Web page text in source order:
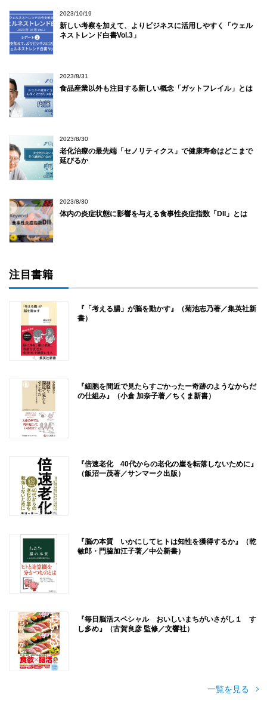
2023/10/19
新しい考察を加えて、よりビジネスに活用しやすく「ウェル
ネストレンド白書Vol.3」
2023/8/31
食品産業以外も注目する新しい概念「ガットフレイル」とは
2023/8/30
老化治療の最先端「セノリティクス」で健康寿命はどこまで
延びるか
2023/8/30
体内の炎症状態に影響を与える食事性炎症指数「DII」とは
注目書籍
『「考える腸」が脳を動かす』（菊池志乃著／集英社新
書）
『細胞を間近で見たらすごかったー奇跡のようなからだ
の仕組み』（小倉 加奈子著／ちくま新書）
『倍速老化 40代からの老化の崖を転落しないために』
（飯沼一茂著／サンマーク出版）
『脳の本質 いかにしてヒトは知性を獲得するか』（乾
敏郎・門脇加江子著／中公新書）
『毎日脳活スペシャル おいしいまちがいさがし１ す
し多め』（古賀良彦 監修／文響社）
一覧を見る